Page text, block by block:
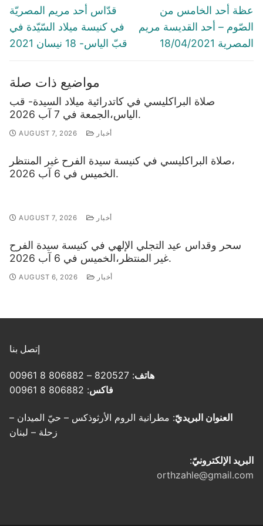
navigation
Previous
post:
قدّاس أحد مريم المصريّة
في كنيسة ميلاد السّيّدة في
قبّ الياس- 18 نيسان 2021
Next
post:
عظة أحد الخامس من
الصّوم – أحد القديسة مريم
المصرية 18/04/2021
مواضيع ذات صلة
صلاة البراكليسي في كاتدرائية ميلاد السيدة- قب
الياس،الجمعة في 7 آب 2026.
AUGUST 7, 2026 أخبار
صلاة البراكليسي في كنيسة سيدة الفرح غير المنتظر،
الخميس في 6 آب 2026.
AUGUST 7, 2026 أخبار
سحر وقداس عيد التجلي الإلهي في كنيسة سيدة الفرح
غير المنتظر،الخميس في 6 آب 2026.
AUGUST 6, 2026 أخبار
إتصل بنا
هاتف: 820527 – 806882 8 00961
فاكس: 806882 8 00961
العنوان البريديّ: مطرانية الروم الأرثوذكس – حيّ الميدان –
زحلة – لبنان
البريد الإلكترونيّ:
orthzahle@gmail.com